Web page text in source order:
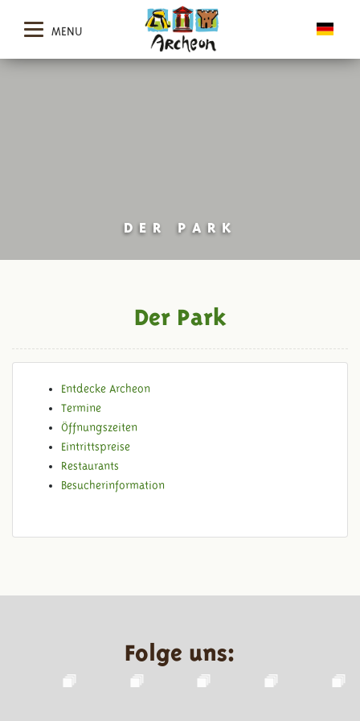
MENU
DER PARK
Der Park
Entdecke Archeon
Termine
Öffnungszeiten
Eintrittspreise
Restaurants
Besucherinformation
Folge uns: